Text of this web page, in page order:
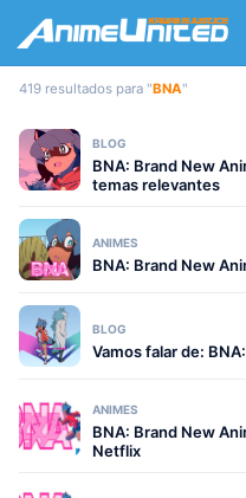
419 resultados para "BNA"
BLOG
BNA: Brand New
temas relevantes
ANIMES
BNA: Brand New
BLOG
Vamos falar de:
ANIMES
BNA: Brand New
Netflix